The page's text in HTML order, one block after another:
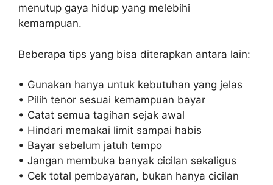
menutup gaya hidup yang melebihi
kemampuan.
Beberapa tips yang bisa diterapkan antara lain:
• Gunakan hanya untuk kebutuhan yang jelas
• Pilih tenor sesuai kemampuan bayar
• Catat semua tagihan sejak awal
• Hindari memakai limit sampai habis
• Bayar sebelum jatuh tempo
• Jangan membuka banyak cicilan sekaligus
• Cek total pembayaran, bukan hanya cicilan